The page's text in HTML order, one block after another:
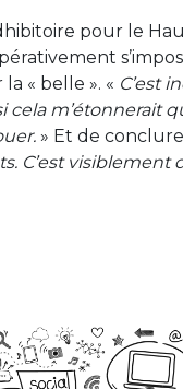
pour le
« belle ». « C’est
cela m’étonnerait
» Et de
C’est